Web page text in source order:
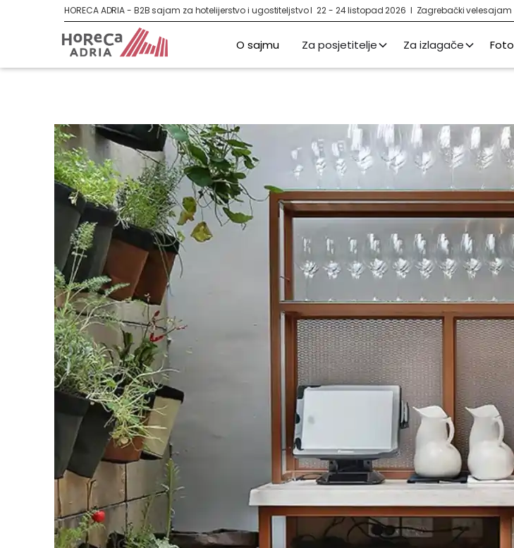
HORECA ADRIA - B2B sajam za hotelijerstvo i ugostiteljstvo I 22 - 24 listopad 2026 I Zagrebački velesajam
O sajmu Za posjetitelje Za izlagače Foto